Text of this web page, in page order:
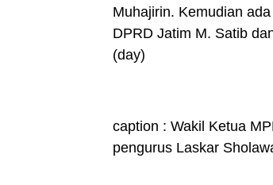
Muhajirin. Kemudian
DPRD Jatim M. Satib
(day)
caption : Wakil Ketua
pengurus Laskar